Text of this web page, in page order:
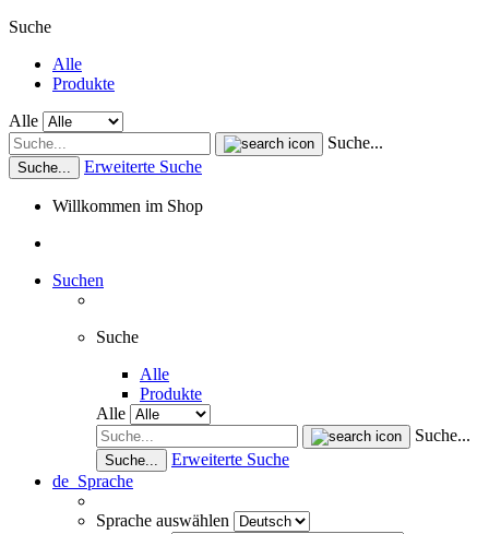
Suche
Alle
Produkte
Alle
Suche...
Suche... Erweiterte Suche
Willkommen im Shop
Suchen
Suche
Alle
Produkte
Alle
Suche...
Suche...
Erweiterte Suche
de Sprache
Sprache auswählen